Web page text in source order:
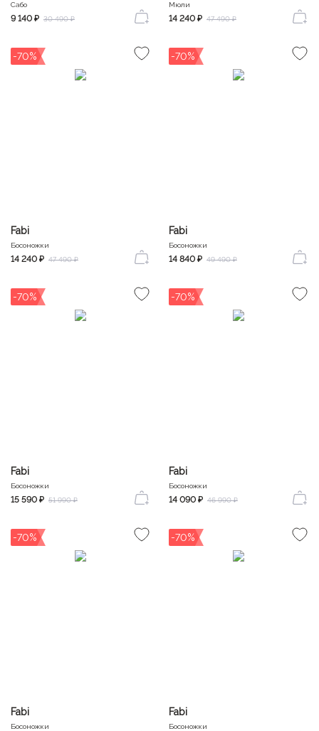
Сабо
9 140 ₽ 30 490 ₽
Мюли
14 240 ₽ 47 490 ₽
-70%
Fabi
Босоножки
14 240 ₽ 47 490 ₽
-70%
Fabi
Босоножки
14 840 ₽ 49 490 ₽
-70%
Fabi
Босоножки
15 590 ₽ 51 990 ₽
-70%
Fabi
Босоножки
14 090 ₽ 46 990 ₽
-70%
Fabi
Босоножки
-70%
Fabi
Босоножки